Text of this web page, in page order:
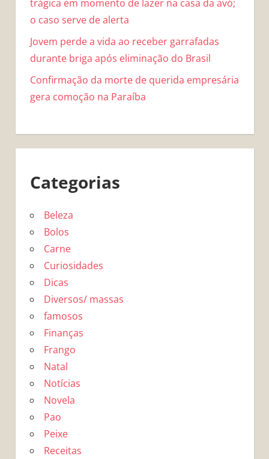
trágica em momento de lazer na casa da avó;
o caso serve de alerta
Jovem perde a vida ao receber garrafadas
durante briga após eliminação do Brasil
Confirmação da morte de querida empresária
gera comoção na Paraíba
Categorias
Beleza
Bolos
Carne
Curiosidades
Dicas
Diversos/ massas
famosos
Finanças
Frango
Natal
Notícias
Novela
Pao
Peixe
Receitas